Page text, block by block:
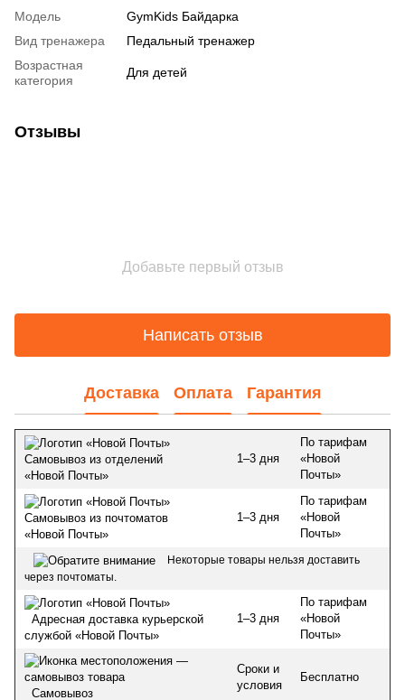
Модель
GymKids Байдарка
Вид тренажера
Педальный тренажер
Возрастная
категория
Для детей
Отзывы
Добавьте первый отзыв
Написать отзыв
Доставка Оплата Гарантия
Самовывоз из отделений
«Новой Почты»
1–3 дня
По тарифам
«Новой
Почты»
Самовывоз из почтоматов
«Новой Почты»
1–3 дня
По тарифам
«Новой
Почты»
Некоторые товары нельзя доставить
через почтоматы.
Адресная доставка курьерской
службой «Новой Почты»
1–3 дня
По тарифам
«Новой
Почты»
Самовывоз
Сроки и
условия
Бесплатно